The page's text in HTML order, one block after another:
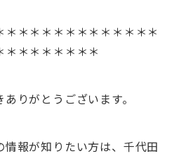
＊＊＊＊＊＊＊＊＊＊＊＊
＊＊＊＊＊＊＊＊
りがとうございます。
報が知りたい方は、千代田